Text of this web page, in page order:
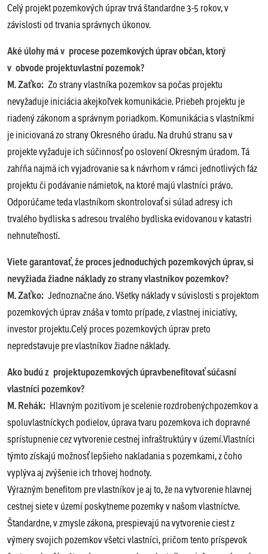
Celý projekt pozemkových úprav trvá štandardne 3-5 rokov, v
závislosti od trvania správnych úkonov.
Aké úlohy má v procese pozemkových úprav občan, ktorý
v obvode projektuvlastní pozemok?
M. Zaťko: Zo strany vlastníka pozemkov sa počas projektu
nevyžaduje iniciácia akejkoľvek komunikácie. Priebeh projektu je
riadený zákonom a správnym poriadkom. Komunikácia s vlastníkmi
je iniciovaná zo strany Okresného úradu. Na druhú stranu sa v
projekte vyžaduje ich súčinnosť po oslovení Okresným úradom. Tá
zahŕňa najmä ich vyjadrovanie sa k návrhom v rámci jednotlivých fáz
projektu či podávanie námietok, na ktoré majú vlastníci právo.
Odporúčame teda vlastníkom skontrolovať si súlad adresy ich
trvalého bydliska s adresou trvalého bydliska evidovanou v katastri
nehnuteľností.
Viete garantovať, že proces jednoduchých pozemkových úprav, si
nevyžiada žiadne náklady zo strany vlastníkov pozemkov?
M. Zaťko: Jednoznačne áno. Všetky náklady v súvislosti s projektom
pozemkových úprav znáša v tomto prípade, z vlastnej iniciatívy,
investor projektu.Celý proces pozemkových úprav preto
nepredstavuje pre vlastníkov žiadne náklady.
Ako budú z projektupozemkových úpravbenefitovať súčasní
vlastníci pozemkov?
M. Rehák: Hlavným pozitívom je scelenie rozdrobenýchpozemkov a
spoluvlastníckych podielov, úprava tvaru pozemkova ich dopravné
sprístupnenie cez vytvorenie cestnej infraštruktúry v území.Vlastníci
týmto získajú možnosť lepšieho nakladania s pozemkami, z čoho
vyplýva aj zvýšenie ich trhovej hodnoty.
Výrazným benefitom pre vlastníkov je aj to, že na vytvorenie hlavnej
cestnej siete v území poskytneme pozemky v našom vlastníctve.
Štandardne, v zmysle zákona, prespievajú na vytvorenie ciest z
výmery svojich pozemkov všetci vlastníci, pričom tento príspevok